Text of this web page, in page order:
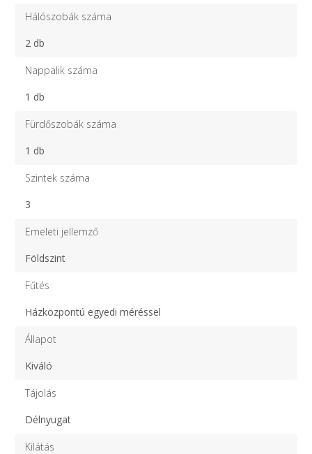
Hálószobák száma
2 db
Nappalik száma
1 db
Fürdőszobák száma
1 db
Szintek száma
3
Emeleti jellemző
Földszint
Fűtés
Házközpontú egyedi méréssel
Állapot
Kiváló
Tájolás
Délnyugat
Kilátás